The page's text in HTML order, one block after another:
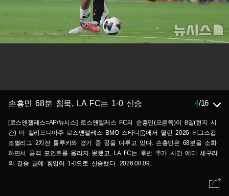
손흥민 68분 침묵, LA FC는 1-0 신승 4/16
[로스앤젤레스=AP/뉴시스] 로스앤젤레스 FC의 손흥민(오른쪽)이 8일(현지 시
간) 미 캘리포니아주 로스앤젤레스 BMO 스타디움에서 열린 2026 리그스컵
조별리그 2차전 톨루카와 경기 중 공을 다투고 있다. 손흥민은 68분을 소화
하면서 공격 포인트를 올리지 못했고, LA FC는 후반 추가 시간 에디 세구라
의 결승 골에 힘입어 1-0으로 신승했다. 2026.08.09.